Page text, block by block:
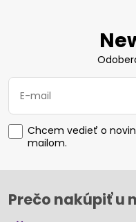
Chcem vedieť o
mailom.
Prečo nakúpiť u